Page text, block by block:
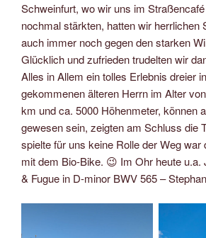
Schweinfurt, wo wir uns im
nochmal stärkten, hatten wir herrlichen
auch immer noch gegen den starken
Glücklich und zufrieden trudelten wir
Alles in Allem ein tolles Erlebnis dreier
gekommenen älteren Herrn im Alter
km und ca. 5000 Höhenmeter, können
gewesen sein, zeigten am Schluss die
spielte für uns keine Rolle der Weg war
mit dem Bio-Bike. 😉 Im Ohr heute u.a.
& Fugue in D-minor BWV 565 –